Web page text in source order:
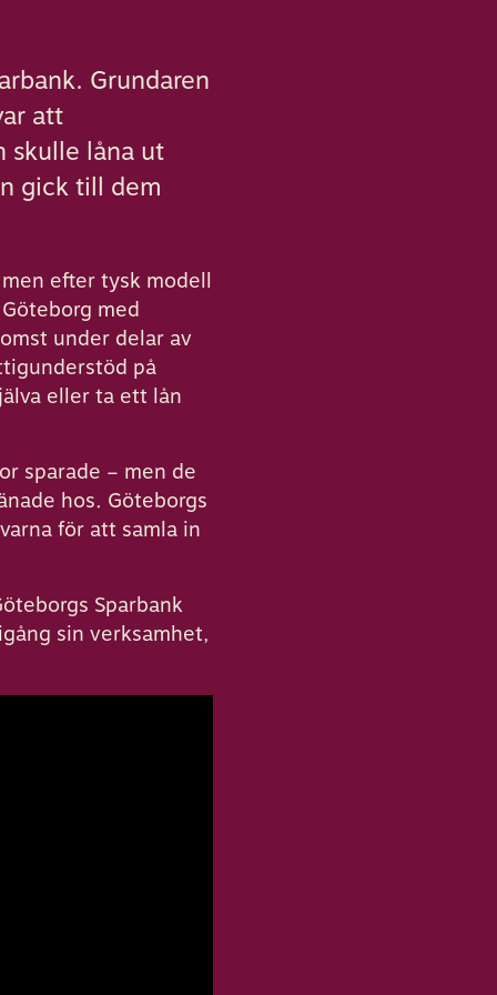
Grundaren
att
skulle låna ut
gick till dem
efter tysk modell
med
under delar av
på
eller ta ett lån
sparade – men de
hos. Göteborgs
för att samla in
Sparbank
sin verksamhet,